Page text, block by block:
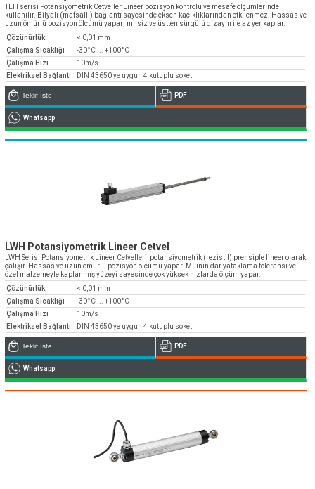
» Uygulamalar
» CNC Yedek Parça
» Makina Aydınlatma
Bize Ulaşın
» Konum
Tüm hakkı saklıdır. Sitemizde kullanılan tüm içerik ve görseller
Emos Grup'a ait olup izinsiz kullanımı hukuki yaptırıma tabidir.
» Üretim
» Kalite
» Servis
» Referanslar
» Kataloglar
0850 811 36 67
Teknik destek & Yedek parça tedarik
Teknik Destek
TLH serisi Potansiyometrik Cetveller Lineer pozisyon kontrolü ve mesafe ölçümlerinde
kullanılır. Bilyalı (mafsallı) bağlantı sayesinde eksen kaçıklıklarından etkilenmez. Hassas ve
uzun ömürlü pozisyon ölçümü yapar; milsiz ve üstten sürgülü dizaynı ile az yer kaplar.
Çözünürlük
< 0,01 mm
Çalışma Sıcaklığı
-30°C ... +100°C
Çalışma Hızı
10m/s
Elektriksel Bağlantı
DIN 43650'ye uygun 4 kutuplu soket
Teklif İste PDF
Whatsapp
LWH Potansiyometrik Lineer Cetvel
LWH Serisi Potansiyometrik Lineer Cetvelleri, potansiyometrik (rezistif) prensiple lineer olarak
çalışır. Hassas ve uzun ömürlü pozisyon ölçümü yapar. Milinin dar yataklama toleransı ve
özel malzemeyle kaplanmış yüzeyi sayesinde çok yüksek hızlarda ölçüm yapar.
Çözünürlük
< 0,01 mm
Çalışma Sıcaklığı
-30°C ... +100°C
Çalışma Hızı
10m/s
Elektriksel Bağlantı
DIN 43650'ye uygun 4 kutuplu soket
Teklif İste PDF
Whatsapp